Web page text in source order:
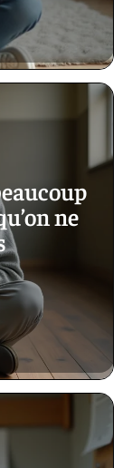
ne